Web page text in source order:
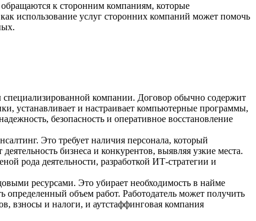
к сторонним компаниям, которые
использование услуг сторонних компаний может помочь
специализированной компании. Договор обычно содержит
устанавливает и настраивает компьютерные программы,
безопасность и оперативное восстановление
Это требует наличия персонала, который
бизнеса и конкурентов, выявляя узкие места.
рода деятельности, разработкой ИТ-стратегии и
ресурсами. Это убирает необходимость в найме
определенный объем работ. Работодатель может получить
взносы и налоги, и аутстаффинговая компания